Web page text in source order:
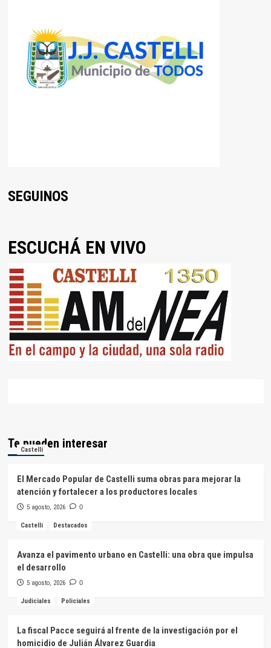
SEGUINOS
ESCUCHÁ EN VIVO
Te pueden interesar
Castelli
El Mercado Popular de Castelli suma obras para mejorar la
atención y fortalecer a los productores locales
5 agosto, 2026 0
Castelli Destacados
Avanza el pavimento urbano en Castelli: una obra que impulsa
el desarrollo
5 agosto, 2026 0
Judiciales Policiales
La fiscal Pacce seguirá al frente de la investigación por el
homicidio de Julián Álvarez Guardia